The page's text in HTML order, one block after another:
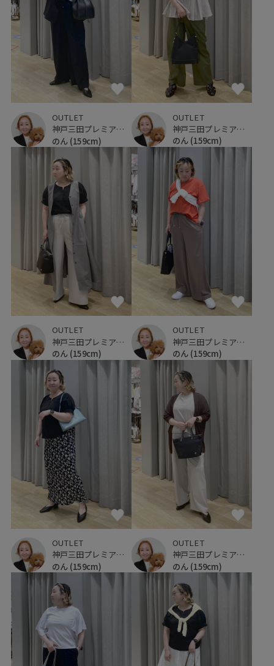
OUTLET
神戸三田プレミアム・アウトレット
のん (159cm)
OUTLET
神戸三田プレミアム・アウトレット
のん (159cm)
OUTLET
神戸三田プレミアム・アウトレット
のん (159cm)
OUTLET
神戸三田プレミアム・アウトレット
のん (159cm)
OUTLET
神戸三田プレミアム・アウトレット
のん (159cm)
OUTLET
神戸三田プレミアム・アウトレット
のん (159cm)